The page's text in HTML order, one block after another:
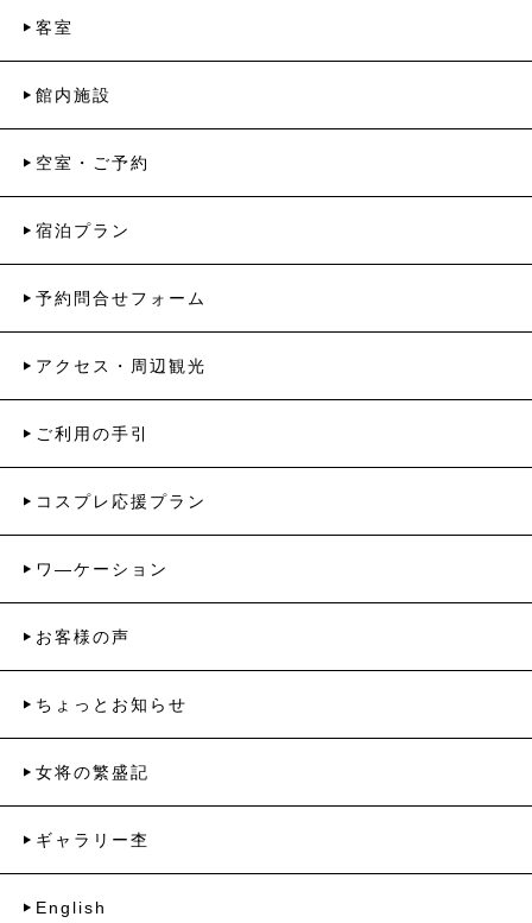
客室
館内施設
空室・ご予約
宿泊プラン
予約問合せフォーム
アクセス・周辺観光
ご利用の手引
コスプレ応援プラン
ワ―ケーション
お客様の声
ちょっとお知らせ
女将の繁盛記
ギャラリー杢
English